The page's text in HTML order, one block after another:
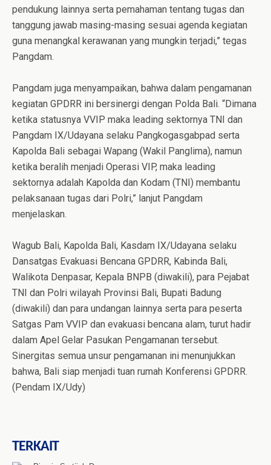
pendukung lainnya serta pemahaman tentang tugas dan
tanggung jawab masing-masing sesuai agenda kegiatan
guna menangkal kerawanan yang mungkin terjadi,” tegas
Pangdam.
Pangdam juga menyampaikan, bahwa dalam pengamanan
kegiatan GPDRR ini bersinergi dengan Polda Bali. “Dimana
ketika statusnya VVIP maka leading sektornya TNI dan
Pangdam IX/Udayana selaku Pangkogasgabpad serta
Kapolda Bali sebagai Wapang (Wakil Panglima), namun
ketika beralih menjadi Operasi VIP, maka leading
sektornya adalah Kapolda dan Kodam (TNI) membantu
pelaksanaan tugas dari Polri,” lanjut Pangdam
menjelaskan.
Wagub Bali, Kapolda Bali, Kasdam IX/Udayana selaku
Dansatgas Evakuasi Bencana GPDRR, Kabinda Bali,
Walikota Denpasar, Kepala BNPB (diwakili), para Pejabat
TNI dan Polri wilayah Provinsi Bali, Bupati Badung
(diwakili) dan para undangan lainnya serta para peserta
Satgas Pam VVIP dan evakuasi bencana alam, turut hadir
dalam Apel Gelar Pasukan Pengamanan tersebut.
Sinergitas semua unsur pengamanan ini menunjukkan
bahwa, Bali siap menjadi tuan rumah Konferensi GPDRR.
(Pendam IX/Udy)
TERKAIT